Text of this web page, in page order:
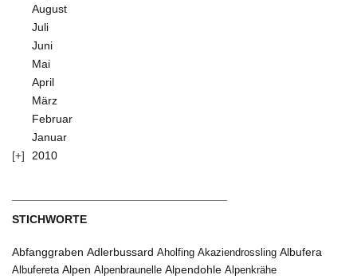
August
Juli
Juni
Mai
April
März
Februar
Januar
2010
STICHWORTE
Abfanggraben Adlerbussard Aholfing Akaziendrossling Albufera
Albufereta Alpen Alpenbraunelle Alpendohle Alpenkrähe